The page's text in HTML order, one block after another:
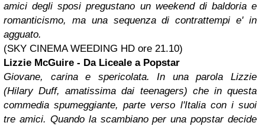
amici degli sposi pregustano un weekend di baldoria e
romanticismo, ma una sequenza di contrattempi e' in
agguato.
(SKY CINEMA WEEDING HD ore 21.10)
Lizzie McGuire - Da Liceale a Popstar
Giovane, carina e spericolata. In una parola Lizzie
(Hilary Duff, amatissima dai teenagers) che in questa
commedia spumeggiante, parte verso l'Italia con i suoi
tre amici. Quando la scambiano per una popstar decide